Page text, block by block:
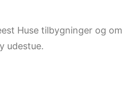
Huse tilbygninger og
udestue.